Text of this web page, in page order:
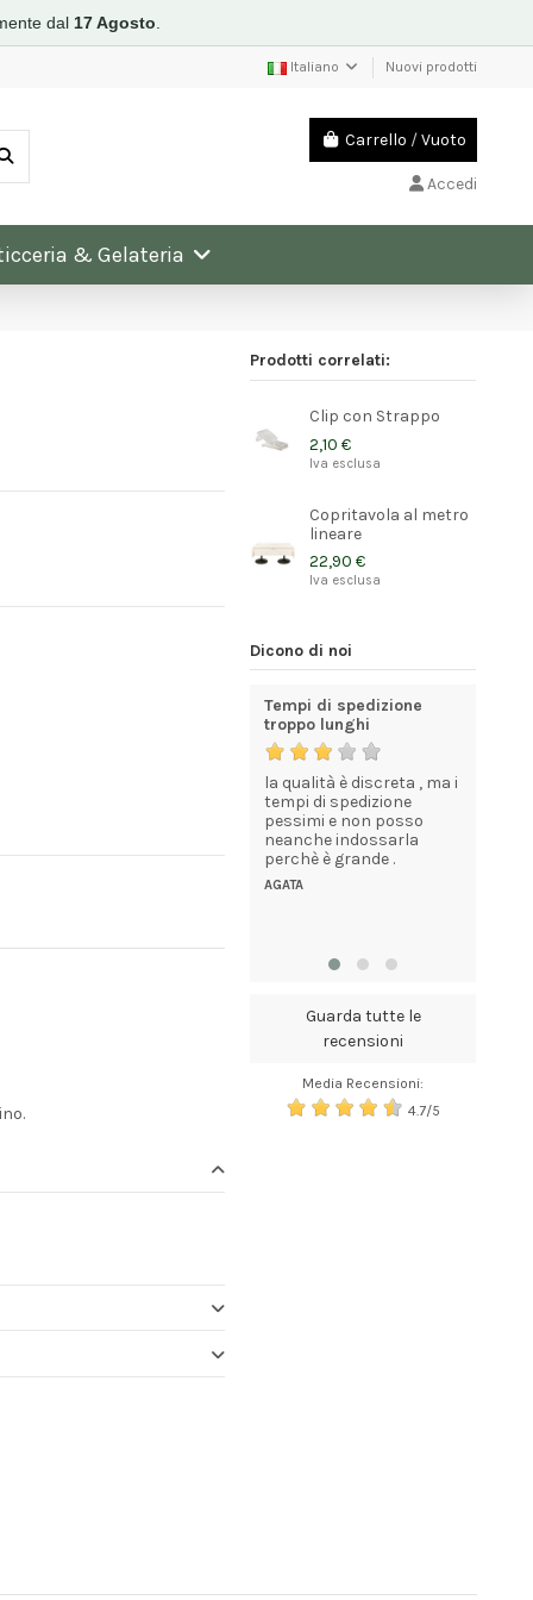
dal 17 Agosto
Italiano Nuovi prodotti
Carrello /Vuoto
Accedi
& Gelateria
Prodotti correlati:
Clip con Strappo
2,10 €
Iva esclusa
Copritavola al metro
lineare
22,90 €
Iva esclusa
Dicono di noi
velocità di spedizione e
Tempi di spedizione
troppo lunghi
la qualità è discreta , ma i
tempi di spedizione
pessimi e non posso
neanche indossarla
perchè è grande .
AGATA
Guarda tutte le
recensioni
Media Recensioni:
4.7/5